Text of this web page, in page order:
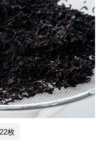
枚